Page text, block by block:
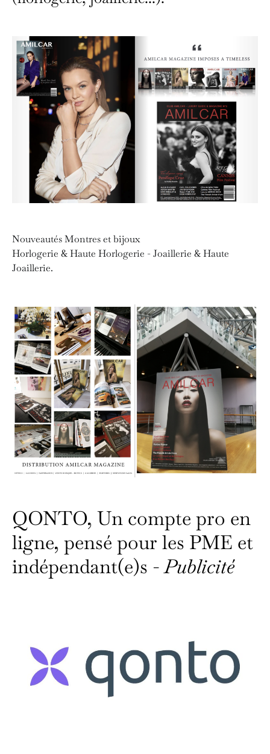
Nouveautés Montres et bijoux
Horlogerie & Haute Horlogerie - Joaillerie & Haute
Joaillerie.
QONTO, Un compte pro en
ligne, pensé pour les PME et
indépendant(e)s -Publicité